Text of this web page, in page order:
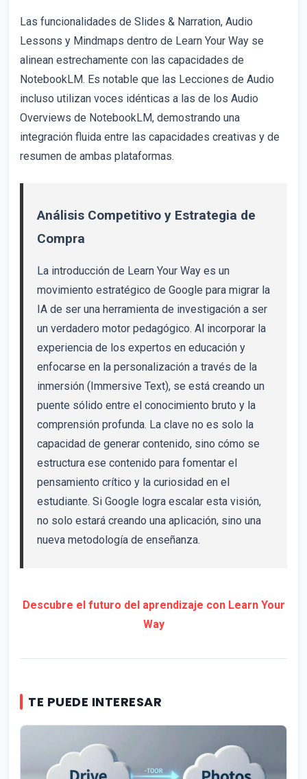
Las funcionalidades de Slides & Narration, Audio
Lessons y Mindmaps dentro de Learn Your Way se
alinean estrechamente con las capacidades de
NotebookLM. Es notable que las Lecciones de Audio
incluso utilizan voces idénticas a las de los Audio
Overviews de NotebookLM, demostrando una
integración fluida entre las capacidades creativas y de
resumen de ambas plataformas.
Análisis Competitivo y Estrategia de
Compra
La introducción de Learn Your Way es un
movimiento estratégico de Google para migrar la
IA de ser una herramienta de investigación a ser
un verdadero motor pedagógico. Al incorporar la
experiencia de los expertos en educación y
enfocarse en la personalización a través de la
inmersión (Immersive Text), se está creando un
puente sólido entre el conocimiento bruto y la
comprensión profunda. La clave no es solo la
capacidad de generar contenido, sino cómo se
estructura ese contenido para fomentar el
pensamiento crítico y la curiosidad en el
estudiante. Si Google logra escalar esta visión,
no solo estará creando una aplicación, sino una
nueva metodología de enseñanza.
Descubre el futuro del aprendizaje con Learn Your
Way
TE PUEDE INTERESAR